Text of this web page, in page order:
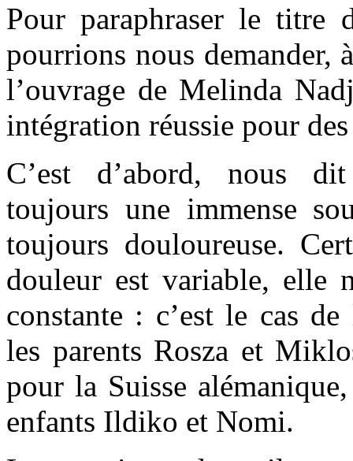
Pour paraphraser le titre
pourrions nous demander,
l’ouvrage de Melinda
intégration réussie pour
C’est d’abord, nous
toujours une immense
toujours douloureuse.
douleur est variable, elle
constante : c’est le cas
les parents Rosza et
pour la Suisse
enfants Ildiko et Nomi.